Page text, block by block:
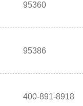
95360
95386
400-891-8918